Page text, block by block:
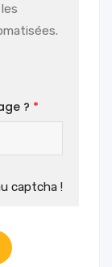
?
captcha !